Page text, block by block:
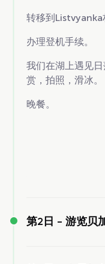
转移到Listvyanka
办理登机手续。
我们在湖上遇见
赏，拍照，滑冰。
晚餐。
第2日 - 游览贝